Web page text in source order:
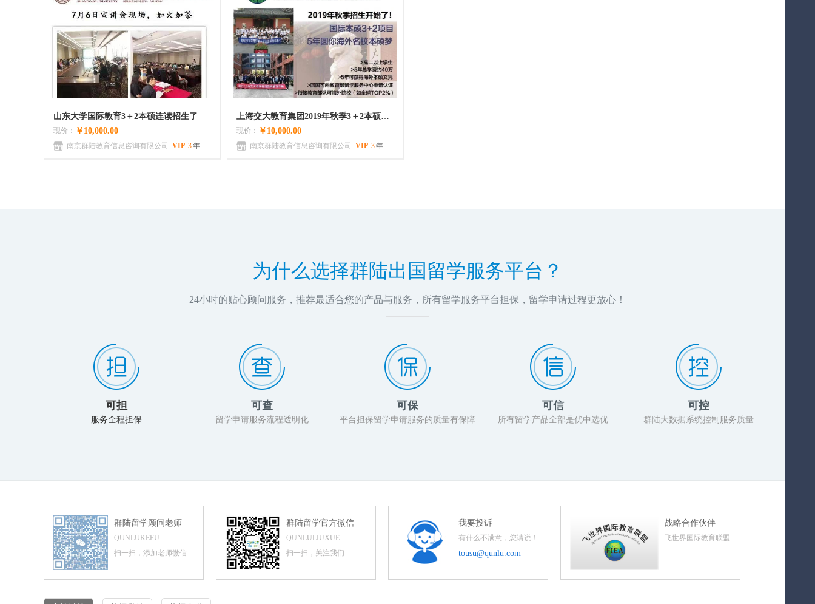
山东大学国际教育3＋2本硕连读招生了
现价： ￥10,000.00
南京群陆教育信息咨询有限公司 VIP 3年
上海交大教育集团2019年秋季3＋2本硕连读招生开始了
现价： ￥10,000.00
南京群陆教育信息咨询有限公司 VIP 3年
为什么选择群陆出国留学服务平台？
24小时的贴心顾问服务，推荐最适合您的产品与服务，所有留学服务平台担保，留学申请过程更放心！
可担
服务全程担保
可查
留学申请服务流程透明化
可保
平台担保留学申请服务的质量有保障
可信
所有留学产品全部是优中选优
可控
群陆大数据系统控制服务质量
群陆留学顾问老师
QUNLUKEFU
扫一扫，添加老师微信
群陆留学官方微信
QUNLULIUXUE
扫一扫，关注我们
我要投诉
有什么不满意，您请说！
tousu@qunlu.com
战略合作伙伴
飞世界国际教育联盟